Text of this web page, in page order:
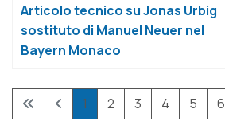
Articolo tecnico su Jonas Urbig
sostituto di Manuel Neuer nel
Bayern Monaco
1 2 3 4 5 6